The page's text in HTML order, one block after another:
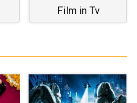
Film in Tv